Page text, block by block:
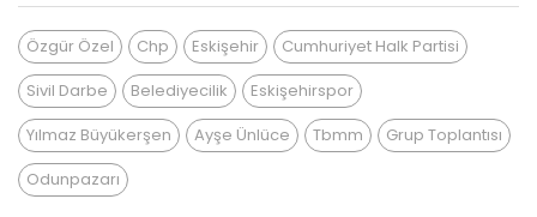
Özgür Özel Chp Eskişehir
Cumhuriyet Halk Partisi
Sivil Darbe
Belediyecilik
Eskişehirspor
Yılmaz Büyükerşen
Ayşe Ünlüce Tbmm
Grup Toplantısı
Odunpazarı